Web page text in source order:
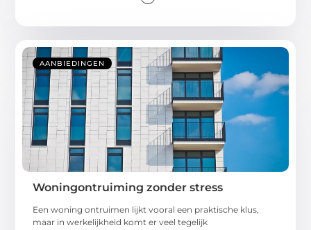
AANBIEDINGEN
Woningontruiming zonder stress
Een woning ontruimen lijkt vooral een praktische klus,
maar in werkelijkheid komt er veel tegelijk